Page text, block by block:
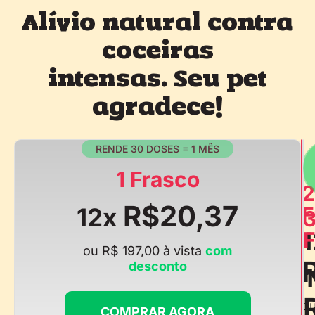
Alívio natural contra
coceiras
intensas. Seu pet
agradece!
RENDE 30 DOSES = 1 MÊS
1 Frasco
12x R$20,37
ou R$ 197,00 à vista com
desconto
COMPRAR AGORA
2